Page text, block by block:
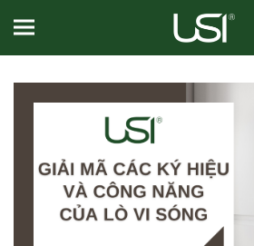
Toggle navigation